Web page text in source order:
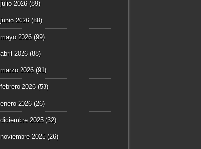
julio 2026(89)
junio 2026(89)
mayo 2026(99)
abril 2026(88)
marzo 2026(91)
febrero 2026(53)
enero 2026(26)
diciembre 2025(32)
noviembre 2025(26)